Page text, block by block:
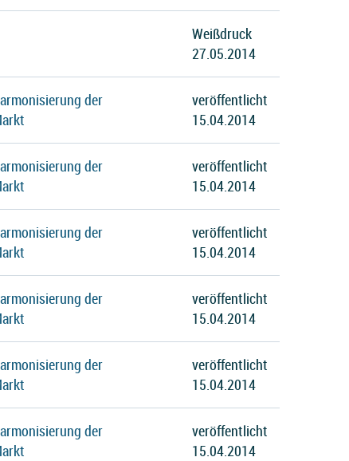
Weißdruck
27.05.2014
der
veröffentlicht
15.04.2014
der
veröffentlicht
15.04.2014
der
veröffentlicht
15.04.2014
der
veröffentlicht
15.04.2014
der
veröffentlicht
15.04.2014
der
veröffentlicht
15.04.2014